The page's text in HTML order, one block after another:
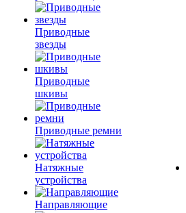
Приводные
звезды
Приводные
шкивы
Приводные ремни
Натяжные
устройства
Направляющие